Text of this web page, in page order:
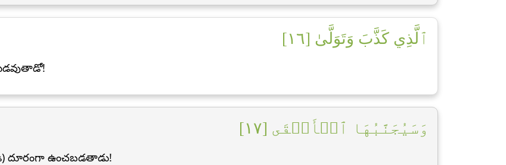
ٱلَّذِي كَذَّبَ وَتَوَلَّىٰ [١٦]
وَسَيُجَنَّبُهَا ٱلۡأَتۡقَى [١٧]
దూరంగా ఉంచబడతాడు!